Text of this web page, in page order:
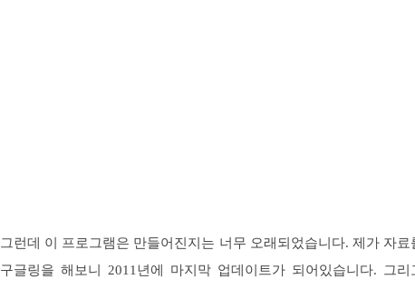
그런데 이 프로그램은 만들어진지는 너무 오래되었습니다. 제가 자료
구글링을 해보니 2011년에 마지막 업데이트가 되어있습니다. 그리